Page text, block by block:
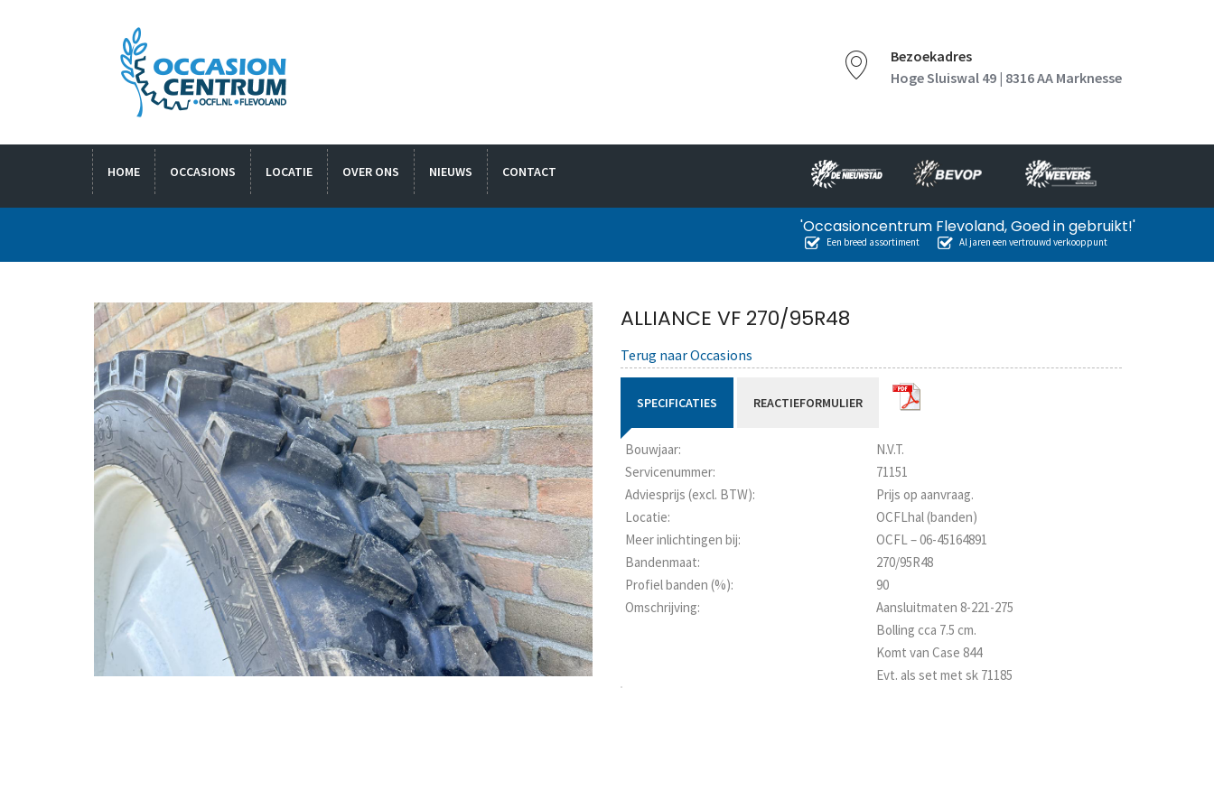
Bezoekadres
Hoge Sluiswal 49 | 8316 AA Marknesse
HOME OCCASIONS LOCATIE OVER ONS NIEUWS CONTACT
'Occasioncentrum Flevoland, Goed in gebruikt!'
Een breed assortiment Al jaren een vertrouwd verkooppunt
ALLIANCE VF 270/95R48
Terug naar Occasions
SPECIFICATIES REACTIEFORMULIER
Bouwjaar:
N.V.T.
Servicenummer:
71151
Adviesprijs (excl. BTW):
Prijs op aanvraag.
Locatie:
OCFLhal (banden)
Meer inlichtingen bij:
OCFL – 06-45164891
Bandenmaat:
270/95R48
Profiel banden (%):
90
Omschrijving:
Aansluitmaten 8-221-275
Bolling cca 7.5 cm.
Komt van Case 844
Evt. als set met sk 71185